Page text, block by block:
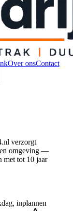
Over onsContact
verzorgt
omgeving —
met tot 10 jaar
inplannen